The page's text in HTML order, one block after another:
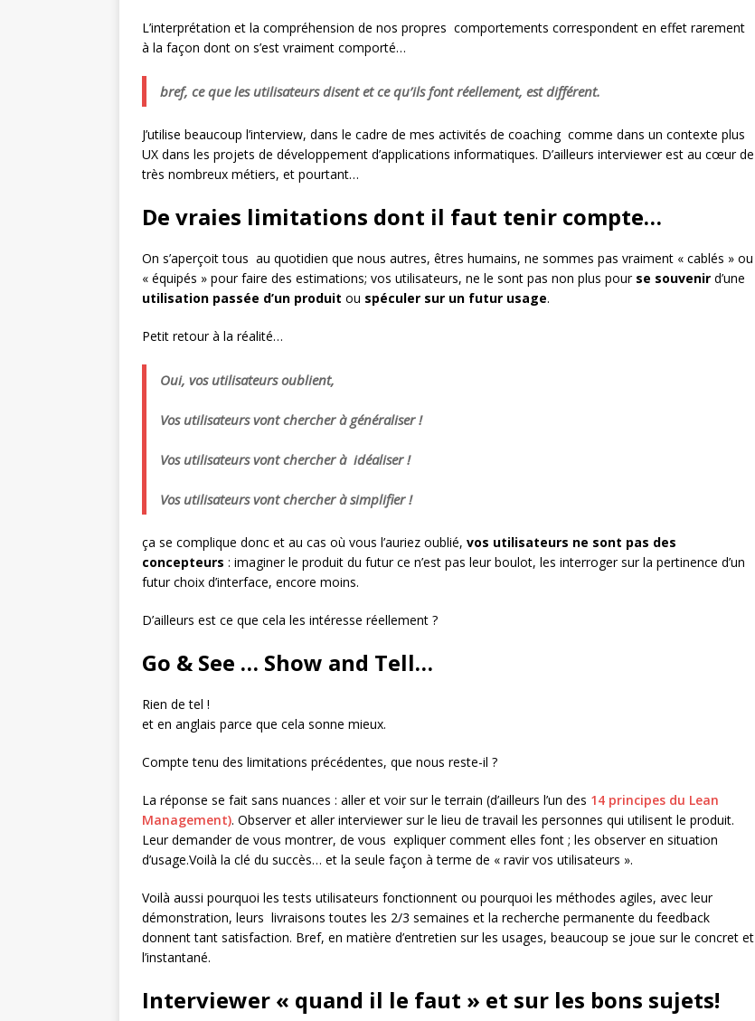
L’interprétation et la compréhension de nos propres comportements correspondent en effet rarement
à la façon dont on s’est vraiment comporté…
bref, ce que les utilisateurs disent et ce qu’ils font réellement, est différent.
J’utilise beaucoup l’interview, dans le cadre de mes activités de coaching comme dans un contexte plus
UX dans les projets de développement d’applications informatiques. D’ailleurs interviewer est au cœur de
très nombreux métiers, et pourtant…
De vraies limitations dont il faut tenir compte…
On s’aperçoit tous au quotidien que nous autres, êtres humains, ne sommes pas vraiment « cablés » ou
« équipés » pour faire des estimations; vos utilisateurs, ne le sont pas non plus pour se souvenir d’une
utilisation passée d’un produit ou spéculer sur un futur usage.
Petit retour à la réalité…
Oui, vos utilisateurs oublient,
Vos utilisateurs vont chercher à généraliser !
Vos utilisateurs vont chercher à idéaliser !
Vos utilisateurs vont chercher à simplifier !
ça se complique donc et au cas où vous l’auriez oublié, vos utilisateurs ne sont pas des
concepteurs : imaginer le produit du futur ce n’est pas leur boulot, les interroger sur la pertinence d’un
futur choix d’interface, encore moins.
D’ailleurs est ce que cela les intéresse réellement ?
Go & See … Show and Tell…
Rien de tel !
et en anglais parce que cela sonne mieux.
Compte tenu des limitations précédentes, que nous reste-il ?
La réponse se fait sans nuances : aller et voir sur le terrain (d’ailleurs l’un des 14 principes du Lean
Management). Observer et aller interviewer sur le lieu de travail les personnes qui utilisent le produit.
Leur demander de vous montrer, de vous expliquer comment elles font ; les observer en situation
d’usage.Voilà la clé du succès… et la seule façon à terme de « ravir vos utilisateurs ».
Voilà aussi pourquoi les tests utilisateurs fonctionnent ou pourquoi les méthodes agiles, avec leur
démonstration, leurs livraisons toutes les 2/3 semaines et la recherche permanente du feedback
donnent tant satisfaction. Bref, en matière d’entretien sur les usages, beaucoup se joue sur le concret et
l’instantané.
Interviewer « quand il le faut » et sur les bons sujets!